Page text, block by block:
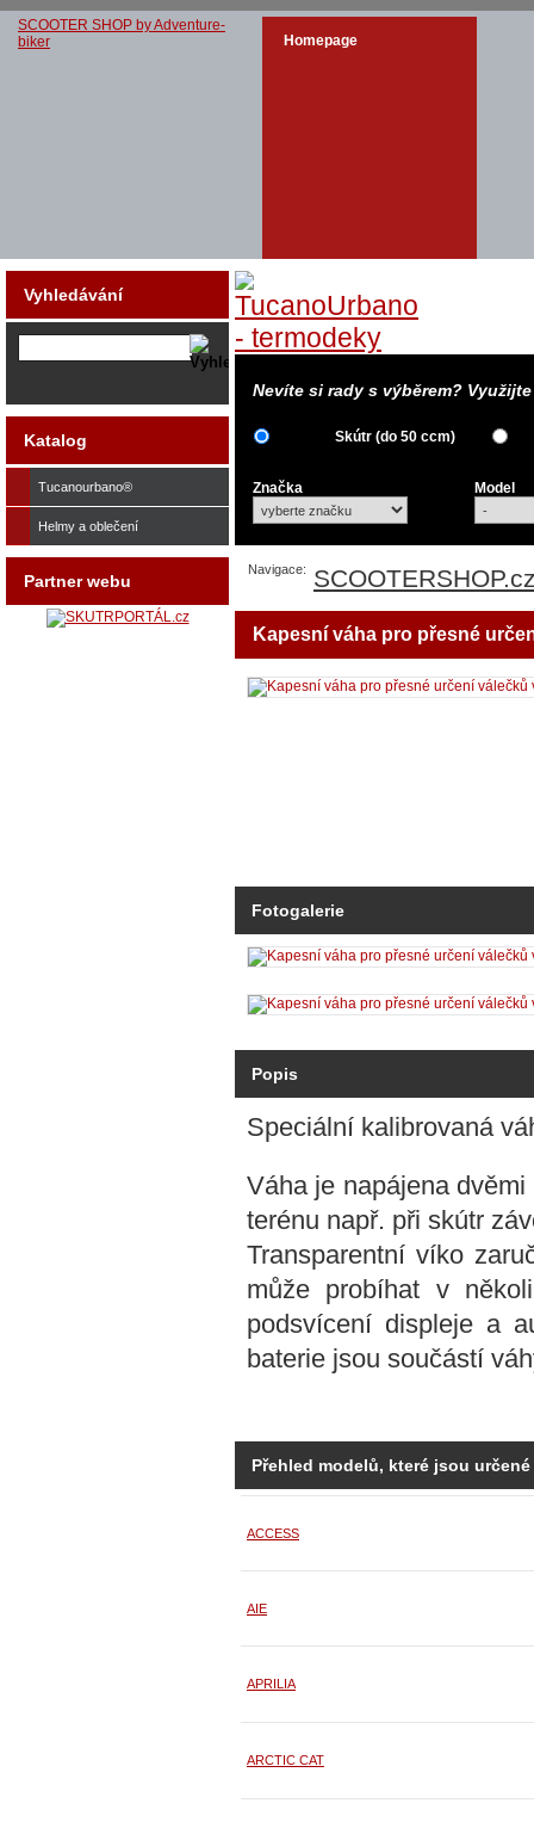
SCOOTER SHOP by Adventure-
biker
Homepage
Nevíte si rady s výběrem?
Skútr (do 50 ccm)
Značka Model
Navigace:
Kapesní váha pro přesné
Fotogalerie
Popis
Speciální kalibrovaná
Váha je napájena
terénu např. při skútr
Transparentní víko
může probíhat v
podsvícení displeje a
baterie jsou součástí
Přehled modelů, které jsou
ACCESS
AIE
APRILIA
ARCTIC CAT
Vyhledávání
Katalog
Tucanourbano®
Helmy a oblečení
Partner webu